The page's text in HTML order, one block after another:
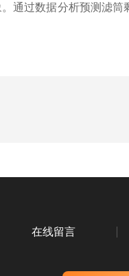
通过数据分析预测滤筒
在线留言